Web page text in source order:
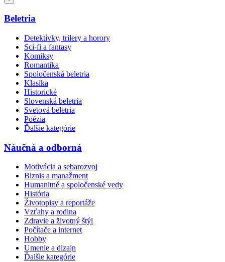
Beletria
Detektívky, trilery a horory
Sci-fi a fantasy
Komiksy
Romantika
Spoločenská beletria
Klasika
Historické
Slovenská beletria
Svetová beletria
Poézia
Ďalšie kategórie
Náučná a odborná
Motivácia a sebarozvoj
Biznis a manažment
Humanitné a spoločenské vedy
História
Životopisy a reportáže
Vzťahy a rodina
Zdravie a životný štýl
Počítače a internet
Hobby
Umenie a dizajn
Ďalšie kategórie